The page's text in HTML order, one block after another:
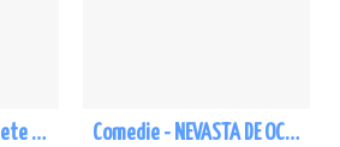
Tinerete fara batranete si viata fara de moarte Comedie - NEVASTA DE OCAZIE !!!